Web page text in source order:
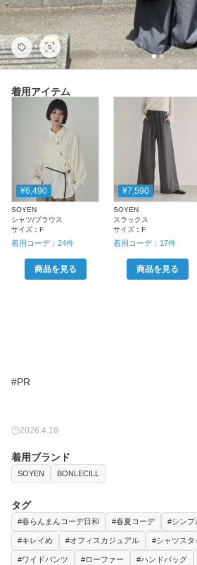
着用アイテム
¥6,490
SOYEN
シャツ/ブラウス
サイズ： F
着用コーデ： 24件
商品を見る
¥7,590
SOYEN
スラックス
サイズ：F
着用コーデ： 17件
商品を見る
#PR
2026.4.18
着用ブランド
SOYEN BONLECILL
タグ
#春らんまんコーデ日和 #春夏コーデ #シンプ
#キレイめ #オフィスカジュアル #シャツスタ
#ワイドパンツ #ローファー #ハンドバッグ